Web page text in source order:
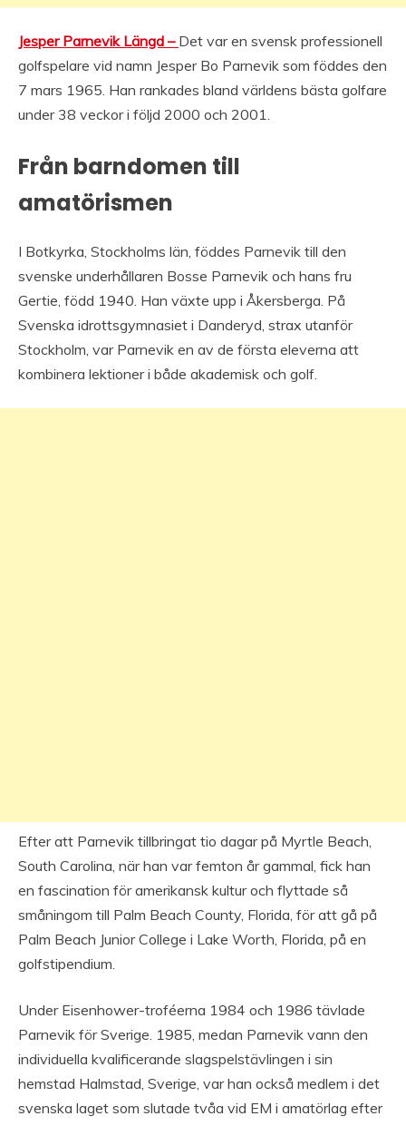
Jesper Parnevik Längd – Det var en svensk professionell
golfspelare vid namn Jesper Bo Parnevik som föddes den
7 mars 1965. Han rankades bland världens bästa golfare
under 38 veckor i följd 2000 och 2001.
Från barndomen till
amatörismen
I Botkyrka, Stockholms län, föddes Parnevik till den
svenske underhållaren Bosse Parnevik och hans fru
Gertie, född 1940. Han växte upp i Åkersberga. På
Svenska idrottsgymnasiet i Danderyd, strax utanför
Stockholm, var Parnevik en av de första eleverna att
kombinera lektioner i både akademisk och golf.
Efter att Parnevik tillbringat tio dagar på Myrtle Beach,
South Carolina, när han var femton år gammal, fick han
en fascination för amerikansk kultur och flyttade så
småningom till Palm Beach County, Florida, för att gå på
Palm Beach Junior College i Lake Worth, Florida, på en
golfstipendium.
Under Eisenhower-troféerna 1984 och 1986 tävlade
Parnevik för Sverige. 1985, medan Parnevik vann den
individuella kvalificerande slagspelstävlingen i sin
hemstad Halmstad, Sverige, var han också medlem i det
svenska laget som slutade tvåa vid EM i amatörlag efter